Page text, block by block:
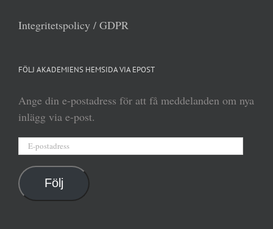
Integritetspolicy / GDPR
FÖLJ AKADEMIENS HEMSIDA VIA EPOST
Ange din e-postadress för att få meddelanden om nya
inlägg via e-post.
postadress
Följ